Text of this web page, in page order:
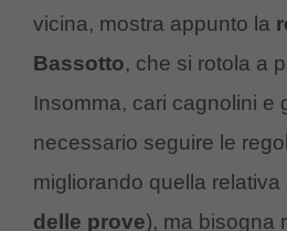
vicina, mostra appunto la
Bassotto, che si rotola a
Insomma, cari cagnolini e
necessario seguire le
migliorando quella relativa
delle prove), ma bisogna